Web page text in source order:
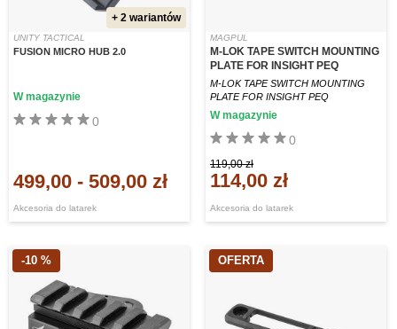
+ 2 wariantów
UNITY TACTICAL
FUSION MICRO HUB 2.0
Akcesoria do latarek
0
W magazynie
499,00 - 509,00 zł
MAGPUL
M-LOK TAPE SWITCH MOUNTING
PLATE FOR INSIGHT PEQ
M-LOK TAPE SWITCH MOUNTING
PLATE FOR INSIGHT PEQ
Akcesoria do latarek
0
W magazynie
119,00 zł
114,00 zł
-10 % OFERTA